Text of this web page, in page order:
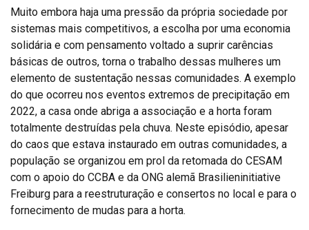
Muito embora haja uma pressão da própria sociedade por
sistemas mais competitivos, a escolha por uma economia
solidária e com pensamento voltado a suprir carências
básicas de outros, torna o trabalho dessas mulheres um
elemento de sustentação nessas comunidades. A exemplo
do que ocorreu nos eventos extremos de precipitação em
2022, a casa onde abriga a associação e a horta foram
totalmente destruídas pela chuva. Neste episódio, apesar
do caos que estava instaurado em outras comunidades, a
população se organizou em prol da retomada do CESAM
com o apoio do CCBA e da ONG alemã Brasilieninitiative
Freiburg para a reestruturação e consertos no local e para o
fornecimento de mudas para a horta.